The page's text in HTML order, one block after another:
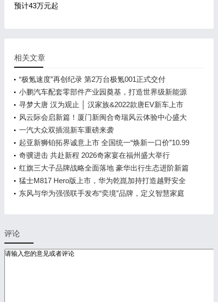
预计43万元起
相关文章
“极氪速度”再创纪录 第2万台极氪001正式交付
小鹏汽车配套零部件产业园奠基，打造世界级新能源
智能汽车集群
寻梦大唐 汉为观止 │ 汉家族&2022款唐EV新车上市
发布会，敬请期待！
风云际会启新篇！厦门新闽合奇瑞风云体验中心盛大
开业
一汽大众双插混新车重磅来袭
起亚新狮铂拓界诚意上市 全国统一“焕新一口价”10.99
万元起
奇骥进击 共赴新程 2026奇家宴在福州盛大举行
红旗三大子品牌战略全面落地 豪华出行生态进阶新篇
章
猛士M817 Hero版上市，华为乾崑加持打造越野安全
标杆！
东风与华为强强联手发布“奕境”品牌，定义智慧家庭
评论